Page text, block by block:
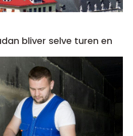
bliver selve turen en